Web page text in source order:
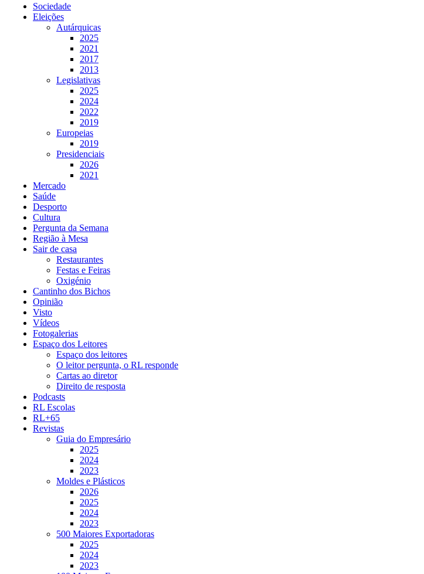
Sociedade
Eleições
Autárquicas
2025
2021
2017
2013
Legislativas
2025
2024
2022
2019
Europeias
2019
Presidenciais
2026
2021
Mercado
Saúde
Desporto
Cultura
Pergunta da Semana
Região à Mesa
Sair de casa
Restaurantes
Festas e Feiras
Oxigénio
Cantinho dos Bichos
Opinião
Visto
Vídeos
Fotogalerias
Espaço dos Leitores
Espaço dos leitores
O leitor pergunta, o RL responde
Cartas ao diretor
Direito de resposta
Podcasts
RL Escolas
RL+65
Revistas
Guia do Empresário
2025
2024
2023
Moldes e Plásticos
2026
2025
2024
2023
500 Maiores Exportadoras
2025
2024
2023